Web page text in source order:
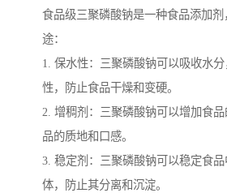
食品级三聚磷酸钠是一种食品添加剂
途：
1. 保水性：三聚磷酸钠可以吸收水
性，防止食品干燥和变硬。
2. 增稠剂：三聚磷酸钠可以增加食
品的质地和口感。
3. 稳定剂：三聚磷酸钠可以稳定食
体，防止其分离和沉淀。